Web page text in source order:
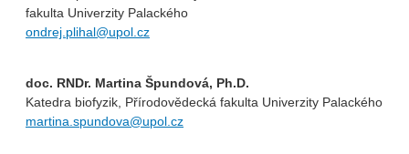
fakulta Univerzity Palackého
ondrej.plihal@upol.cz
doc. RNDr. Martina Špundová, Ph.D.
Katedra biofyzik, Přírodovědecká fakulta Univerzity Palackého
martina.spundova@upol.cz